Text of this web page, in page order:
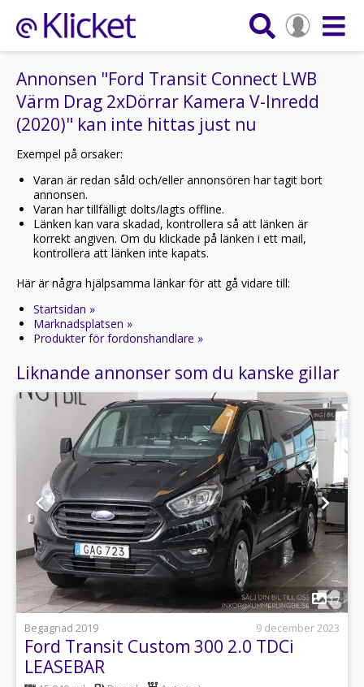
Annonsen "Ford Transit Connect LWB
Värm Drag 2xDörrar Kamera V-Inredd
(2020)" kan inte hittas just nu
Exempel på orsaker:
Varan är redan såld och/eller annonsören har tagit bort
annonsen.
Varan har tillfälligt dolts/lagts offline.
Länken kan vara skadad, kontrollera så att länken är
korrekt angiven. Om du klickade på länken i ett mail,
kontrollera att länken inte kapats.
Här är några hjälpsamma länkar för att gå vidare till:
Startsidan »
Marknadsplatsen »
Produkter för fordonshandlare »
Liknande annonser som du kanske gillar
17
Begagnad 2019
9 december 2023
Ford Transit Custom 300 2.0 TDCi
LEASEBAR